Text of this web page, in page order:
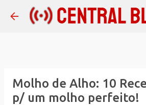
Pular para o conteúdo
Molho de Alho: 10
p/ um molho perfeito!